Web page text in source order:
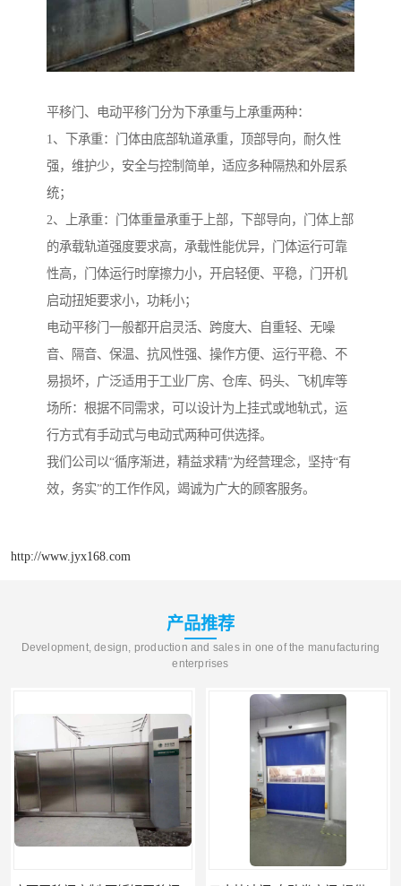
平移门、电动平移门分为下承重与上承重两种：
1、下承重：门体由底部轨道承重，顶部导向，耐久性
强，维护少，安全与控制简单，适应多种隔热和外层系
统；
2、上承重：门体重量承重于上部，下部导向，门体上部
的承载轨道强度要求高，承载性能优异，门体运行可靠
性高，门体运行时摩擦力小，开启轻便、平稳，门开机
启动扭矩要求小，功耗小；
电动平移门一般都开启灵活、跨度大、自重轻、无噪
音、隔音、保温、抗风性强、操作方便、运行平稳、不
易损坏，广泛适用于工业厂房、仓库、码头、飞机库等
场所：根据不同需求，可以设计为上挂式或地轨式，运
行方式有手动式与电动式两种可供选择。
我们公司以“循序渐进，精益求精”为经营理念，坚持“有
效，务实”的工作作风，竭诚为广大的顾客服务。
http://www.jyx168.com
产品推荐
Development, design, production and sales in one of the manufacturing
enterprises